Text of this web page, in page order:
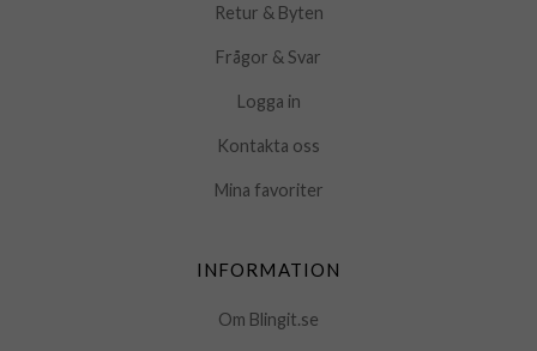
Retur & Byten
Frågor & Svar
Logga in
Kontakta oss
Mina favoriter
INFORMATION
Om Blingit.se